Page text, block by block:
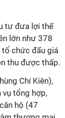
tư đưa lợi thế
lớn như 378
tổ chức đấu giá
thu được thấp.
Chí Kiên),
tổng hợp,
hộ (47